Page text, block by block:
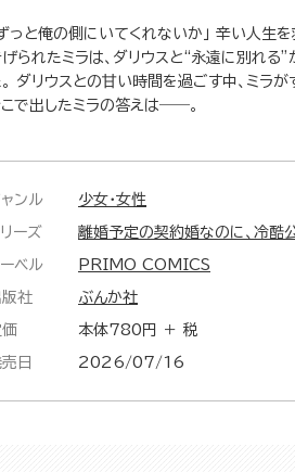
っと俺の側にいてくれないか」 辛い人生
られたミラは、ダリウスと“永遠に別れ
ダリウスとの甘い時間を過ごす中、ミラ
で出したミラの答えは――。
ンル 少女・女性
ーズ 離婚予定の契約婚なのに、冷酷
ベル PRIMO COMICS
社 ぶんか社
本体780円 ＋ 税
日 2026/07/16